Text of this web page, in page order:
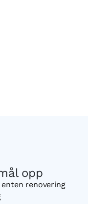
opp
renovering